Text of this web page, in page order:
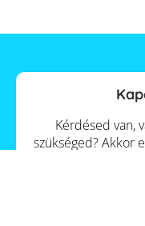
Kérdésed van,
szükséged? Akkor